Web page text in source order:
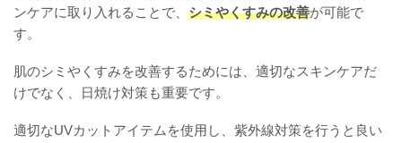
ンケアに取り入れることで、 シミやくすみの改善が可能で
す。
肌のシミやくすみを改善するためには、適切なスキンケアだ
けでなく、日焼け対策も重要です。
適切なUVカットアイテムを使用し、紫外線対策を行うと良い